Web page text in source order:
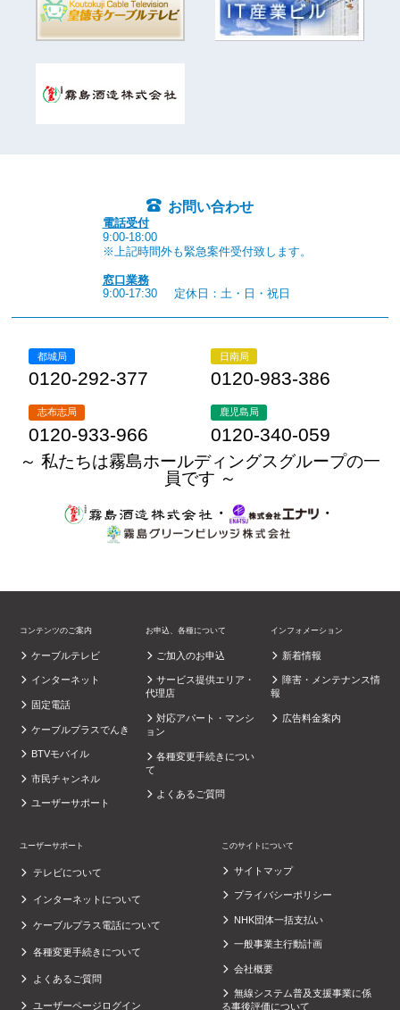
お問い合わせ
電話受付
9:00-18:00
※上記時間外も緊急案件受付致します。
窓口業務
9:00-17:30
定休日：土・日・祝日
都城局
0120-292-377
日南局
0120-983-386
志布志局
0120-933-966
鹿児島局
0120-340-059
～ 私たちは霧島ホールディングスグループの一
員です ～
・
・
コンテンツのご案内
ケーブルテレビ
インターネット
固定電話
ケーブルプラスでんき
BTVモバイル
市民チャンネル
ユーザーサポート
お申込、各種について
ご加入のお申込
サービス提供エリア・
代理店
対応アパート・マンシ
ョン
各種変更手続きについ
て
よくあるご質問
インフォメーション
新着情報
障害・メンテナンス情
報
広告料金案内
ユーザーサポート
テレビについて
インターネットについて
ケーブルプラス電話について
各種変更手続きについて
よくあるご質問
ユーザーページログイン
このサイトについて
サイトマップ
プライバシーポリシー
NHK団体一括支払い
一般事業主行動計画
会社概要
無線システム普及支援事業に係
る事後評価について